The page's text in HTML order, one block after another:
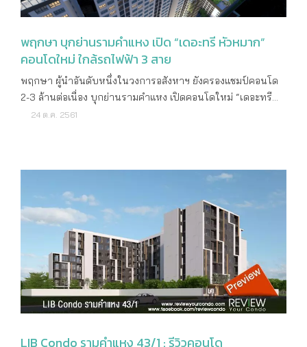
พฤกษา บุกย่านรามคำแหง เปิด “เดอะทรี หัวหมาก”
คอนโดใหม่ ใกล้รถไฟฟ้า 3 สาย
พฤกษา ผู้นำอันดับหนึ่งในวงการอสังหาฯ ยังครองแชมป์คอนโด
2-3 ล้านต่อเนื่อง บุกย่านรามคำแหง เปิดคอนโดใหม่ “เดอะทรี
หัวหมาก” มูลค่า 2,000 ล้านบาท ติดเดอะมอลล์ บางกะปิ เชื่อม
1.99 ล้านบาท นายปิยะ ประยงค์ ประธานเจ้าหน้าที่บริหาร กลุ่ม
ธุรกิจพฤกษา เรียลเอสเตท-แวลู บริษัท พฤกษา เรียลเอสเตท
จำกัด (มหาชน) เปิดเผยว่า “ย่านรามคำแหง เป็นทำเลที่มีความ
อุดมสมบูรณ์มาก เพียบพร้อมไปด้วยสถาบันการศึกษาชั้นนำ และ
แหล่งไลฟ์สไตล์ทุกรูปแบบที่ตอบโจทย์คนในพื้นที่ นับเป็นอีกย่าน
หนึ่งที่มีจำนวนประชากรอาศัยอยู่ค่อนข้างเยอะ เนื่องจากเป็น
แหล่งงาน แหล่งการศึกษา และเป็น Hub ของการคมนาคมทั้งทาง
บกและทางเรือที่สามารถเชื่อมต่อไปยังใจกลางเมืองได้ ใน
ปัจจุบันกำลังจะมีรถไฟฟ้าตัดผ่านถึง 3 สาย ทำให้ย่านนี้มีความ
หัวหมาก” มูลค่าโครงการ 2,000 ล้านบาท จับกลุ่มลูกค้าในเซก
24 ต.ค. 2561
LIB Condo รามคำแหง 43/1 : รีวิวคอนโด